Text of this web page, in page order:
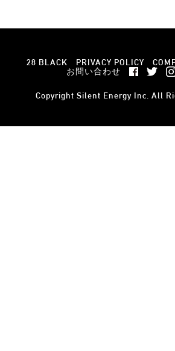
28 BLACK PRIVACY POLICY
お問い合わせ
Copyright Silent Energy Inc. All